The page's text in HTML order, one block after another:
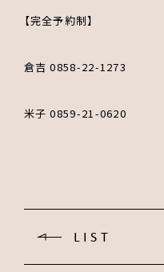
【完全予約制】
倉吉 0858-22-1273
米子 0859-21-0620
LIST